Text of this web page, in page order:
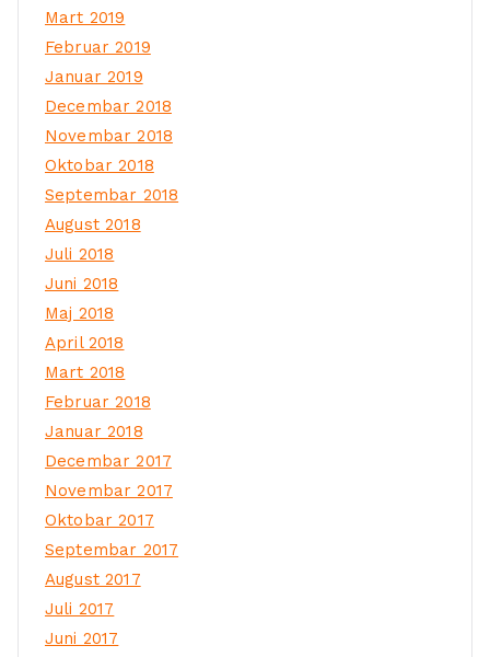
Mart 2019
Februar 2019
Januar 2019
Decembar 2018
Novembar 2018
Oktobar 2018
Septembar 2018
August 2018
Juli 2018
Juni 2018
Maj 2018
April 2018
Mart 2018
Februar 2018
Januar 2018
Decembar 2017
Novembar 2017
Oktobar 2017
Septembar 2017
August 2017
Juli 2017
Juni 2017